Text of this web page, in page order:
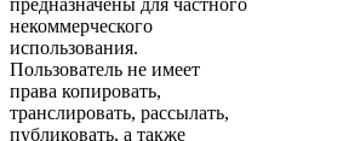
некоммерческого
использования.
Пользователь не имеет
права копировать,
транслировать, рассылать,
публиковать, а также